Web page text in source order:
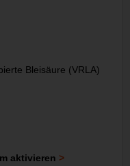
Bleisäure (VRLA)
aktivieren